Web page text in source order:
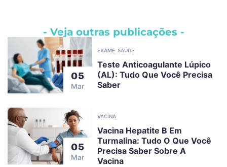
- Veja outras publicações -
05
Mar
EXAME SAÚDE
Teste Anticoagulante Lúpico
(AL): Tudo Que Você Precisa
Saber
05
Mar
VACINA
Vacina Hepatite B Em
Turmalina: Tudo O Que Você
Precisa Saber Sobre A
Vacina